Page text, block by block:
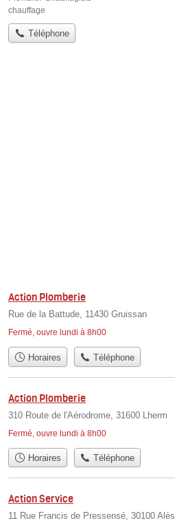
chauffage
Téléphone
Action Plomberie
Rue de la Battude, 11430 Gruissan
Fermé, ouvre lundi à 8h00
Horaires Téléphone
Action Plomberie
310 Route de l'Aérodrome, 31600 Lherm
Fermé, ouvre lundi à 8h00
Horaires Téléphone
Action Service
11 Rue Francis de Pressensé, 30100 Alès